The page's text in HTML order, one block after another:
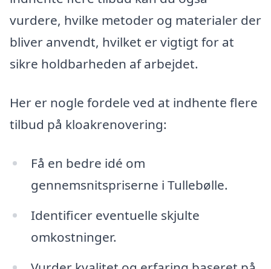
vurdere, hvilke metoder og materialer der
bliver anvendt, hvilket er vigtigt for at
sikre holdbarheden af arbejdet.
Her er nogle fordele ved at indhente flere
tilbud på kloakrenovering:
Få en bedre idé om
gennemsnitspriserne i Tullebølle.
Identificer eventuelle skjulte
omkostninger.